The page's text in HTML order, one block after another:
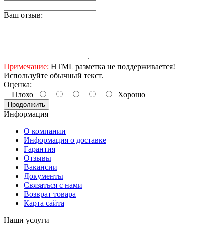
Ваш отзыв:
Примечание: HTML разметка не поддерживается!
Используйте обычный текст.
Оценка:
Плохо
Хорошо
Продолжить
Информация
О компании
Информация о доставке
Гарантия
Отзывы
Вакансии
Документы
Связаться с нами
Возврат товара
Карта сайта
Наши услуги